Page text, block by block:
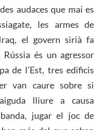
audaces que mai es
les armes de
el govern sirià fa
és un agressor
de l’Est, tres edificis
van caure sobre si
lliure a causa
banda, jugar el joc de